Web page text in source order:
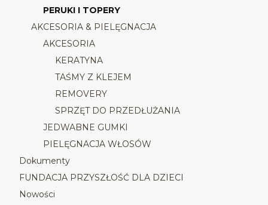
PERUKI I TOPERY
AKCESORIA & PIELĘGNACJA
AKCESORIA
KERATYNA
TAŚMY Z KLEJEM
REMOVERY
SPRZĘT DO PRZEDŁUŻANIA
JEDWABNE GUMKI
PIELĘGNACJA WŁOSÓW
Dokumenty
FUNDACJA PRZYSZŁOŚĆ DLA DZIECI
Nowości